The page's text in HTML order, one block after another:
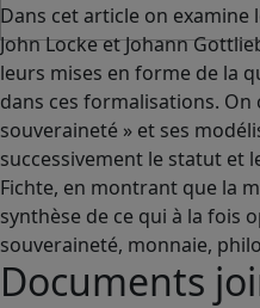
Dans cet article on
John Locke et Johann
leurs mises en forme de la
dans ces formalisations.
souveraineté » et ses
successivement le statut et
Fichte, en montrant que la
synthèse de ce qui à la fois
souveraineté, monnaie,
Documents